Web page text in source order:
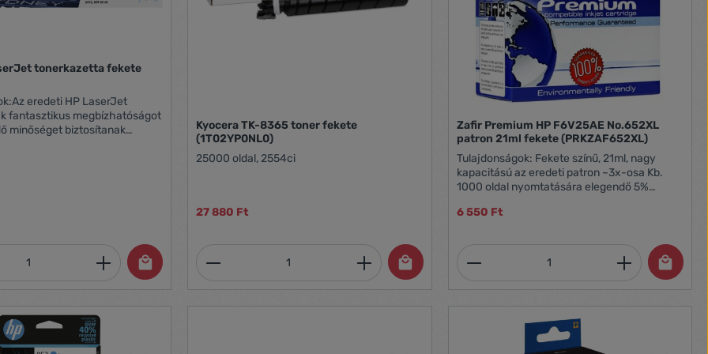
tonerkazetta fekete
eredeti HP LaserJet
fantasztikus megbízhatóságot
minőséget biztosítanak
Adja meg a kívánt mennyiséget, vagy használja a gombokat a
Kyocera TK-8365 toner fekete
(1T02YP0NL0)
25000 oldal, 2554ci
27 880 Ft
Termékmennyiség: Adja meg a kívánt mennyiséget, vagy
Zafir Premium HP F6V25AE No.652XL
patron 21ml fekete (PRKZAF652XL)
Tulajdonságok: Fekete színű, 21ml, nagy
kapacitású az eredeti patron ~3x-osa Kb.
1000 oldal nyomtatására elegendő 5%
6 550 Ft
Termékmennyiség: Adja